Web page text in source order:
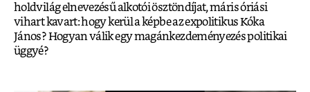
holdvilág elnevezésű alkotói ösztöndíjat, máris óriási
vihart kavart: hogy kerül a képbe az expolitikus Kóka
János? Hogyan válik egy magánkezdeményezés politikai
üggyé?